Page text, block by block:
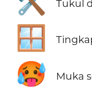
Tukul
🪟
🥵 Muka